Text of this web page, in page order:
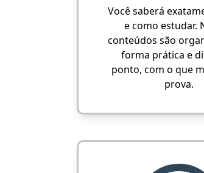
Você saberá
e como estudar.
conteúdos são
forma prática e
ponto, com o que
prova.